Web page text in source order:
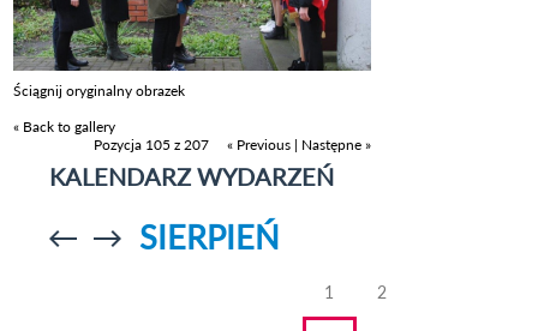
Ściągnij oryginalny obrazek
« Back to gallery
Pozycja 105 z 207
« Previous | Następne »
KALENDARZ WYDARZEŃ
Przejdź doPrzejdź do
SIERPIEŃ
1 2